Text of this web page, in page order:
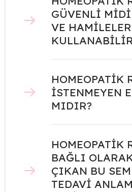
GÜVENLİ
VE HAMİLELER
HOMEOPATİK
İSTENMEYEN
MIDIR?
HOMEOPATİK
BAĞLI
ÇIKAN BU
TEDAVİ